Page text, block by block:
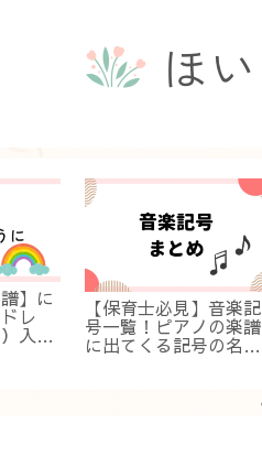
】に
レ
入
【保育士必見】音楽記
号一覧！ピアノの楽譜
に出てくる記号の名前